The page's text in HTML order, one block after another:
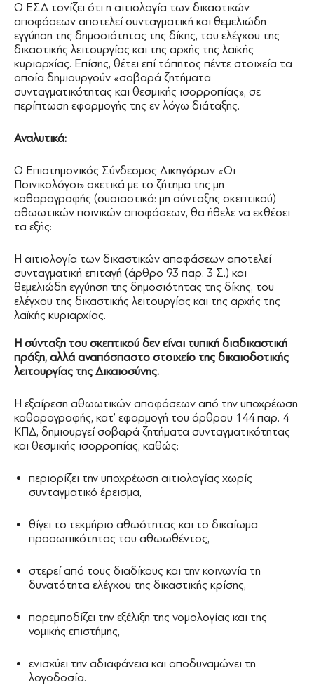
Ο ΕΣΔ τονίζει ότι η αιτιολογία των δικαστικών
αποφάσεων αποτελεί συνταγματική και θεμελιώδη
εγγύηση της δημοσιότητας της δίκης, του ελέγχου της
δικαστικής λειτουργίας και της αρχής της λαϊκής
κυριαρχίας. Επίσης, θέτει επί τάπητος πέντε στοιχεία τα
οποία δημιουργούν «σοβαρά ζητήματα
συνταγματικότητας και θεσμικής ισορροπίας», σε
περίπτωση εφαρμογής της εν λόγω διάταξης.
Αναλυτικά:
Ο Επιστημονικός Σύνδεσμος Δικηγόρων «Οι
Ποινικολόγοι» σχετικά με το ζήτημα της μη
καθαρογραφής (ουσιαστικά: μη σύνταξης σκεπτικού)
αθωωτικών ποινικών αποφάσεων, θα ήθελε να εκθέσει
τα εξής:
Η αιτιολογία των δικαστικών αποφάσεων αποτελεί
συνταγματική επιταγή (άρθρο 93 παρ. 3 Σ.) και
θεμελιώδη εγγύηση της δημοσιότητας της δίκης, του
ελέγχου της δικαστικής λειτουργίας και της αρχής της
λαϊκής κυριαρχίας.
Η σύνταξη του σκεπτικού δεν είναι τυπική διαδικαστική
πράξη, αλλά αναπόσπαστο στοιχείο της δικαιοδοτικής
λειτουργίας της Δικαιοσύνης.
Η εξαίρεση αθωωτικών αποφάσεων από την υποχρέωση
καθαρογραφής, κατ’ εφαρμογή του άρθρου 144 παρ. 4
ΚΠΔ, δημιουργεί σοβαρά ζητήματα συνταγματικότητας
και θεσμικής ισορροπίας, καθώς:
περιορίζει την υποχρέωση αιτιολογίας χωρίς
συνταγματικό έρεισμα,
θίγει το τεκμήριο αθωότητας και το δικαίωμα
προσωπικότητας του αθωωθέντος,
στερεί από τους διαδίκους και την κοινωνία τη
δυνατότητα ελέγχου της δικαστικής κρίσης,
παρεμποδίζει την εξέλιξη της νομολογίας και της
νομικής επιστήμης,
ενισχύει την αδιαφάνεια και αποδυναμώνει τη
λογοδοσία.